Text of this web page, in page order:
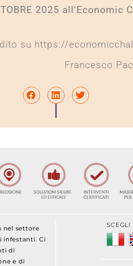
2025 all’Economic
su https://
Francesco
nel settore
infestanti. Ci
di
e di